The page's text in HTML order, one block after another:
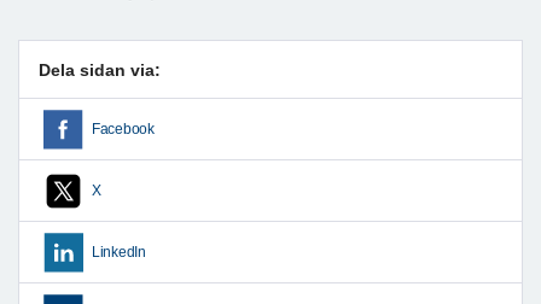
Dela sidan via:
Facebook
X
LinkedIn